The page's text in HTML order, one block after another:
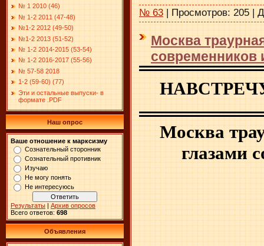
№ 1 2010 (46)
№ 1-2 2011 (47-48)
№1-2 2012 (49-50)
№1-2 2013 (51-52)
№ 1-2 2014-2015 (53-54)
№ 1-2 2016-2017 (55-56)
№ 57-58 2018
1-2 (59-60) (77)
Эти и остальные выпуски- в
формате .PDF
Наш опрос
Ваше отношение к марксизму
Сознательный сторонник
Сознательный противник
Изучаю
Не могу понять
Не интересуюсь
Результаты | Архив опросов
Всего ответов: 698
Объявления
№ 63 | Просмотров: 205 |
Москва
современников
Москва
глазами